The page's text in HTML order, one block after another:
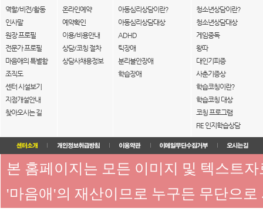
역할/비전/활동
인사말
원장 프로필
전문가 프로필
마음애의 특별함
조직도
센터 시설보기
지점개설안내
찾아오시는 길
온라인예약
예약확인
이용/비용안내
상담/코칭 절차
상담사채용정보
아동심리상담이란?
아동심리상담대상
ADHD
틱장애
분리불안장애
학습장애
청소년상담이란?
청소년상담대상
게임중독
왕따
대인기피증
사춘기증상
학습코칭이란?
학습코칭 대상
코칭 프로그램
FIE 인지학습상담
본 홈페이지는 모든 이미지 및 텍스트
'마음애'의 재산이므로 누구든 무단으